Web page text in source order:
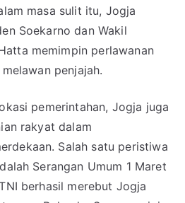
masa sulit itu, Jogja
Soekarno dan Wakil
memimpin perlawanan
penjajah.
pemerintahan, Jogja juga
rakyat dalam
Salah satu peristiwa
Serangan Umum 1 Maret
berhasil merebut Jogja